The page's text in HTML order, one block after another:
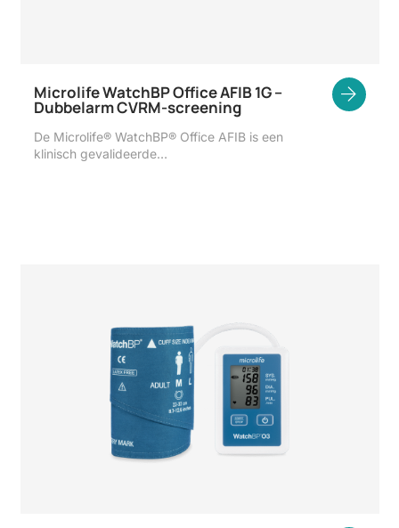
Microlife WatchBP Office AFIB 1G –
Dubbelarm CVRM-screening
De Microlife® WatchBP® Office AFIB is een
klinisch gevalideerde…